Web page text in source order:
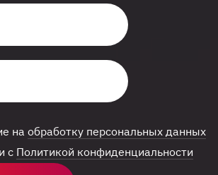
на обработку персональных данных
с Политикой конфиденциальности